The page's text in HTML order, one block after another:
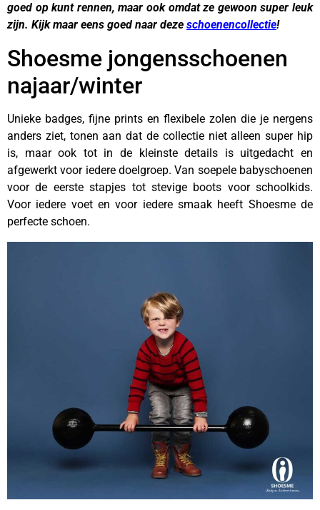
goed op kunt rennen, maar ook omdat ze gewoon super leuk
zijn. Kijk maar eens goed naar deze schoenencollectie!
Shoesme jongensschoenen
najaar/winter
Unieke badges, fijne prints en flexibele zolen die je nergens
anders ziet, tonen aan dat de collectie niet alleen super hip
is, maar ook tot in de kleinste details is uitgedacht en
afgewerkt voor iedere doelgroep. Van soepele babyschoenen
voor de eerste stapjes tot stevige boots voor schoolkids.
Voor iedere voet en voor iedere smaak heeft Shoesme de
perfecte schoen.